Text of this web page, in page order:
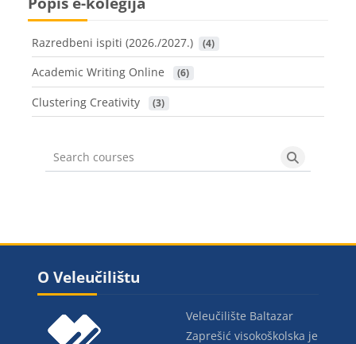
V
i
d
e
o
Razredbeni ispiti (2026./2027.) (4)
Academic Writing Online (6)
Clustering Creativity (3)
Search courses Search
Blokovi
O Veleučilištu
Veleučilište Baltazar
Zaprešić visokoškolska je